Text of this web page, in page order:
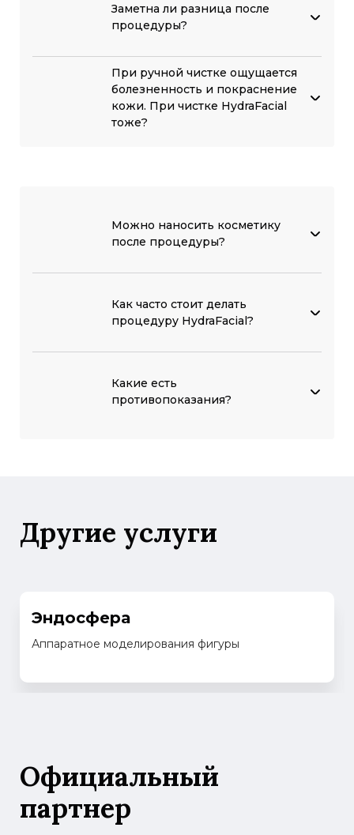
Заметна ли разница после
процедуры?
При ручной чистке ощущается
болезненность и покраснение
кожи. При чистке HydraFacial
тоже?
Можно наносить косметику
после процедуры?
Как часто стоит делать
процедуру HydraFacial?
Какие есть
противопоказания?
Другие услуги
Эндосфера
Аппаратное моделирования фигуры
Официальный
партнер